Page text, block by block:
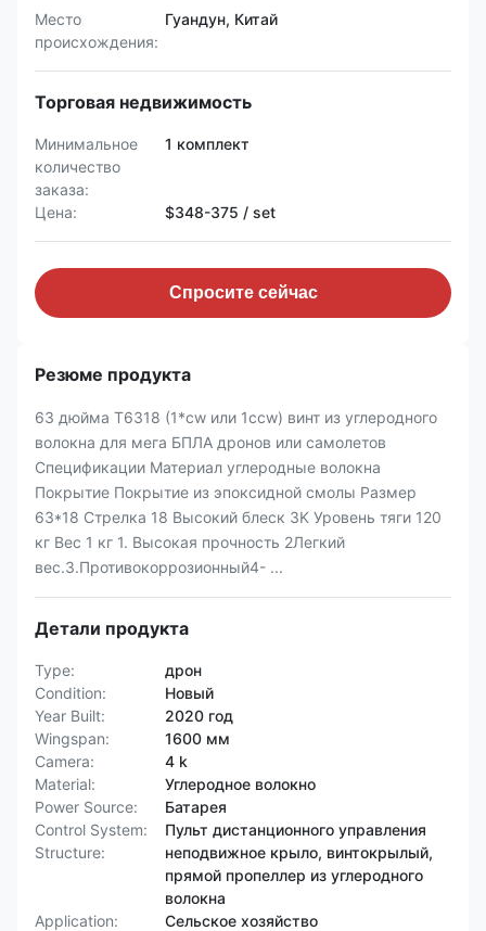
Место
происхождения:
Гуандун, Китай
Торговая недвижимость
Минимальное
количество
заказа:
1 комплект
Цена: $348-375 / set
Спросите сейчас
Резюме продукта
63 дюйма T6318 (1*cw или 1ccw) винт из углеродного
волокна для мега БПЛА дронов или самолетов
Спецификации Материал углеродные волокна
Покрытие Покрытие из эпоксидной смолы Размер
63*18 Стрелка 18 Высокий блеск 3K Уровень тяги 120
кг Вес 1 кг 1. Высокая прочность 2Легкий
вес.3.Противокоррозионный4- ...
Детали продукта
Type:
дрон
Condition:
Новый
Year Built:
2020 год
Wingspan:
1600 мм
Camera:
4 k
Material:
Углеродное волокно
Power Source:
Батарея
Control System:
Пульт дистанционного управления
Structure:
неподвижное крыло, винтокрылый,
прямой пропеллер из углеродного
волокна
Application:
Сельское хозяйство